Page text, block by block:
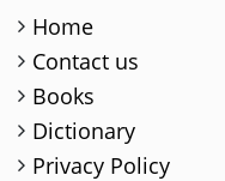
Home
Contact us
Books
Dictionary
Privacy Policy